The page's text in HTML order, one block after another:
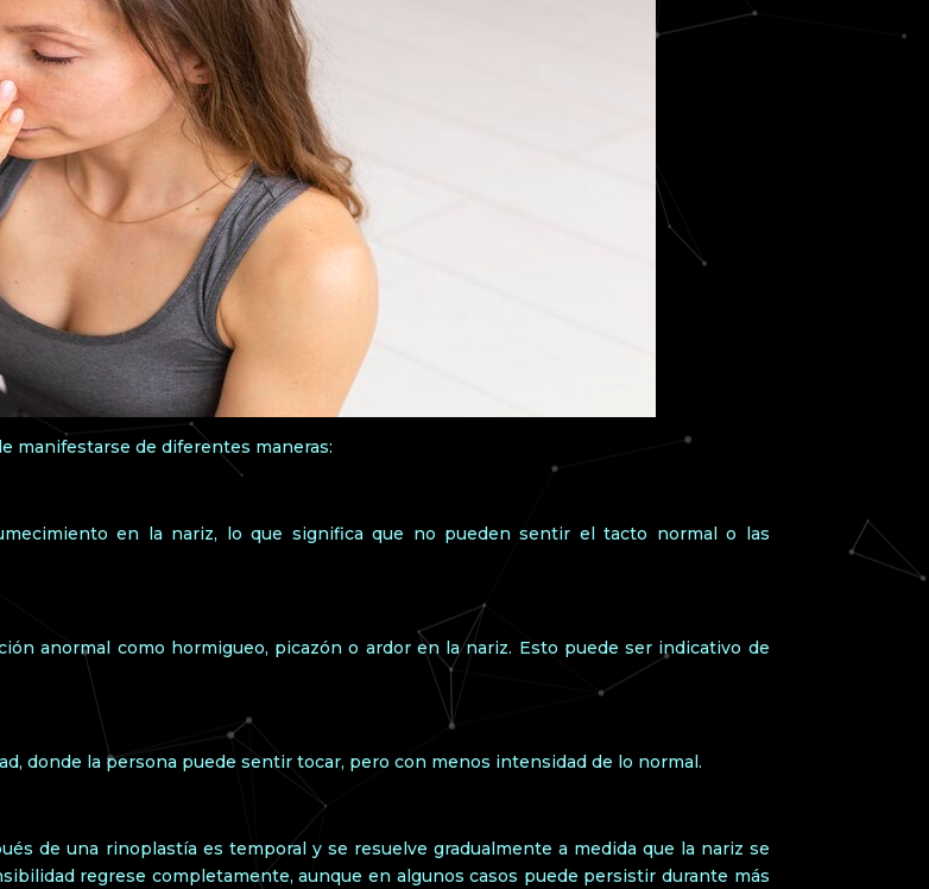
manifestarse de diferentes maneras:
en la nariz, lo que significa que no pueden sentir el tacto normal o las
anormal como hormigueo, picazón o ardor en la nariz. Esto puede ser indicativo de
donde la persona puede sentir tocar, pero con menos intensidad de lo normal.
de una rinoplastía es temporal y se resuelve gradualmente a medida que la nariz se
regrese completamente, aunque en algunos casos puede persistir durante más